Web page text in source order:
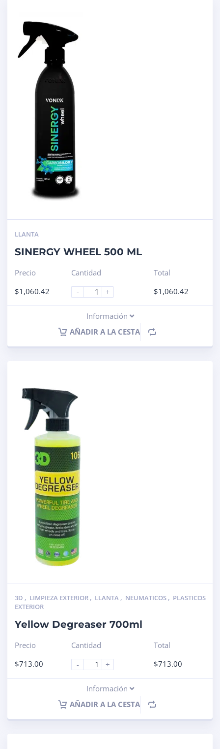
LLANTA
SINERGY WHEEL 500 ML
Precio
$1,060.42
Cantidad
-
+
Total
$1,060.42
Información
AÑADIR A LA CESTA
3D , LIMPIEZA EXTERIOR , LLANTA , NEUMATICOS , PLASTICOS
EXTERIOR
Yellow Degreaser 700ml
Precio
$713.00
Cantidad
-
+
Total
$713.00
Información
AÑADIR A LA CESTA